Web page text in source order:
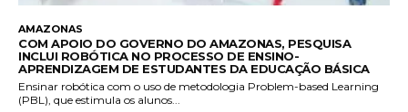
AMAZONAS
COM APOIO DO GOVERNO DO AMAZONAS, PESQUISA
INCLUI ROBÓTICA NO PROCESSO DE ENSINO-
APRENDIZAGEM DE ESTUDANTES DA EDUCAÇÃO BÁSICA
Ensinar robótica com o uso de metodologia Problem-based Learning
(PBL), que estimula os alunos...